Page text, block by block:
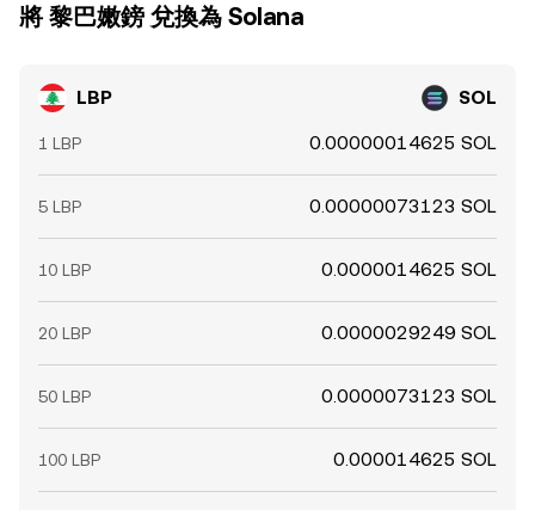
將 黎巴嫩鎊 兌換為 Solana
LBP SOL
1 LBP 0.00000014625 SOL
5 LBP 0.00000073123 SOL
10 LBP 0.0000014625 SOL
20 LBP 0.0000029249 SOL
50 LBP 0.0000073123 SOL
100 LBP 0.000014625 SOL